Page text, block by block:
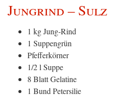
Jungrind – Sulz
1 kg Jung-Rind
1 Suppengrün
Pfefferkörner
1/2 l Suppe
8 Blatt Gelatine
1 Bund Petersilie